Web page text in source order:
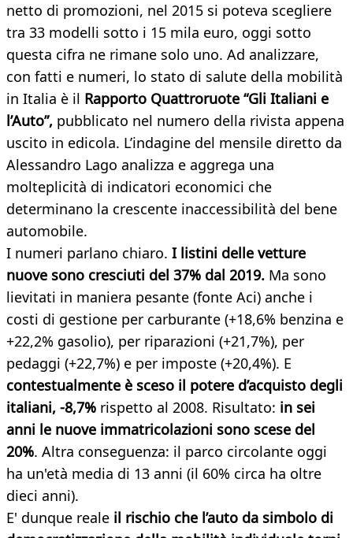
netto di promozioni, nel 2015 si poteva scegliere
tra 33 modelli sotto i 15 mila euro, oggi sotto
questa cifra ne rimane solo uno. Ad analizzare,
con fatti e numeri, lo stato di salute della mobilità
in Italia è il Rapporto Quattroruote “Gli Italiani e
l’Auto”, pubblicato nel numero della rivista appena
uscito in edicola. L’indagine del mensile diretto da
Alessandro Lago analizza e aggrega una
molteplicità di indicatori economici che
determinano la crescente inaccessibilità del bene
automobile.
I numeri parlano chiaro. I listini delle vetture
nuove sono cresciuti del 37% dal 2019. Ma sono
lievitati in maniera pesante (fonte Aci) anche i
costi di gestione per carburante (+18,6% benzina e
+22,2% gasolio), per riparazioni (+21,7%), per
pedaggi (+22,7%) e per imposte (+20,4%). E
contestualmente è sceso il potere d’acquisto degli
italiani, -8,7% rispetto al 2008. Risultato: in sei
anni le nuove immatricolazioni sono scese del
20%. Altra conseguenza: il parco circolante oggi
ha un'età media di 13 anni (il 60% circa ha oltre
dieci anni).
E' dunque reale il rischio che l’auto da simbolo di